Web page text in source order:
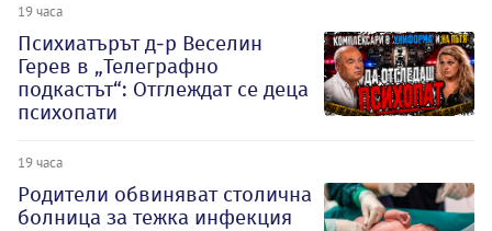
19 часа
Психиатърът д-р Веселин
Герев в „Телеграфно
подкастът“: Отглеждат се деца
психопати
19 часа
Родители обвиняват столична
болница за тежка инфекция